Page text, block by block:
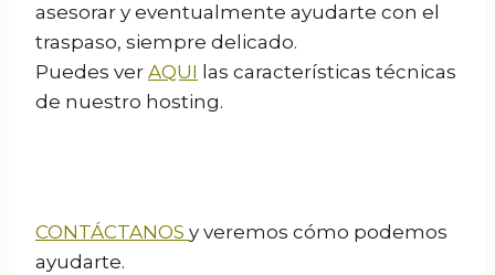
asesorar y eventualmente ayudarte con el
traspaso, siempre delicado.
Puedes ver AQUI las características técnicas
de nuestro hosting.
CONTÁCTANOS y veremos cómo podemos
ayudarte.